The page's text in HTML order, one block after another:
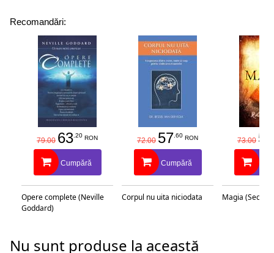
Recomandări:
79.00 63.20 RON
Cumpără
Opere complete (Neville
Goddard)
72.00 57.60 RON
Cumpără
Corpul nu uita niciodata
73.00 58
Magia
Nu sunt produse la această